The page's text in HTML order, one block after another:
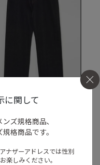
ーブンデニムパンツ
/L◯
に関して
ズ規格商品、
格商品です。
ナザーアドレスでは性別
楽しみください。